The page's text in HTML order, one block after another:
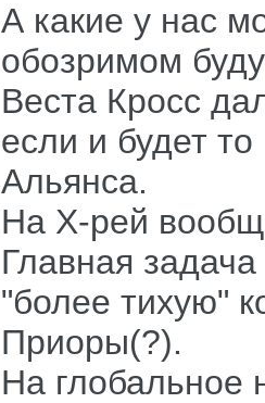
А какие у нас
обозримом
Веста Кросс
если и будет
Альянса.
На Х-рей
Главная
"более тихую"
Приоры(?).
На глобальное